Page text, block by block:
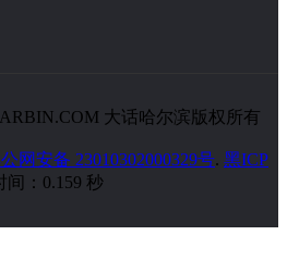
大话哈尔滨版权所有
网安备 23010302000329号. 黑ICP
间：0.159 秒